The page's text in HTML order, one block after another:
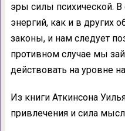
эры силы психической. В
энергий, как и в дру­гих
законы, и нам следует
противном случае мы
действо­вать на уровне
Из книги Аткинсона
привлечения и сила